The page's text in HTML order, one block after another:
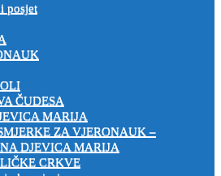
posjet
ČUDESA
MARIJA
ZA VJERONAUK –
DJEVICA MARIJA
CRKVE